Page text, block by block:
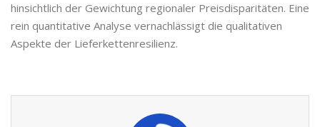
hinsichtlich der Gewichtung regionaler Preisdisparitäten. Eine
rein quantitative Analyse vernachlässigt die qualitativen
Aspekte der Lieferkettenresilienz.